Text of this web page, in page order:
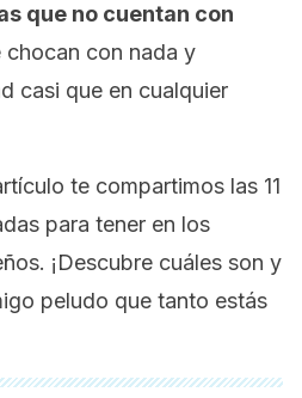
que no cuentan con
chocan con nada y
casi que en cualquier
te compartimos las 11
para tener en los
¡Descubre cuáles son y
peludo que tanto estás